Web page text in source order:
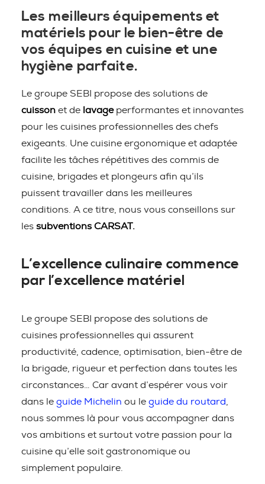
Les meilleurs équipements et
matériels pour le bien-être de
vos équipes en cuisine et une
hygiène parfaite.
Le groupe SEBI propose des solutions de
cuisson et de lavageperformantes et innovantes
pour les cuisines professionnelles des chefs
exigeants. Une cuisine ergonomique et adaptée
facilite les tâches répétitives des commis de
cuisine, brigades et plongeurs afin qu’ils
puissent travailler dans les meilleures
conditions. A ce titre, nous vous conseillons sur
les subventions CARSAT.
L’excellence culinaire commence
par l’excellence matériel
Le groupe SEBI propose des solutions de
cuisines professionnelles qui assurent
productivité, cadence, optimisation, bien-être de
la brigade, rigueur et perfection dans toutes les
circonstances… Car avant d’espérer vous voir
dans le guide Michelin ou le guide du routard
nous sommes là pour vous accompagner dans
vos ambitions et surtout votre passion pour la
cuisine qu’elle soit gastronomique ou
simplement populaire.